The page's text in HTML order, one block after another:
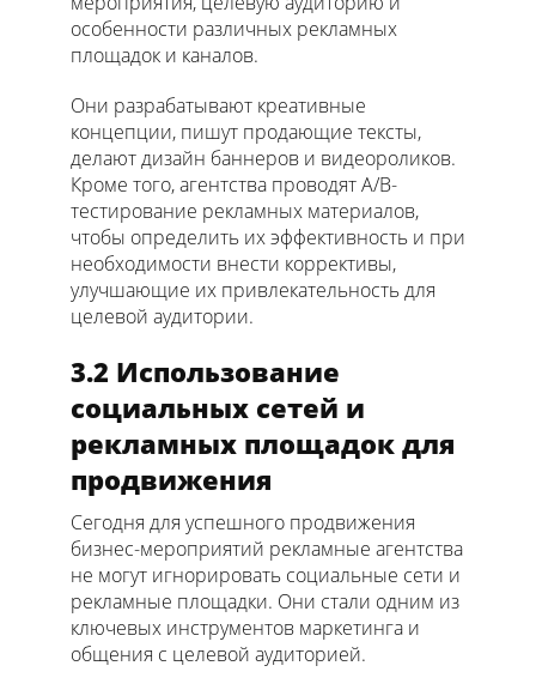
особенности различных рекламных
площадок и каналов.
Они разрабатывают креативные
концепции, пишут продающие тексты,
делают дизайн баннеров и видеороликов.
Кроме того, агентства проводят A/B-
тестирование рекламных материалов,
чтобы определить их эффективность и при
необходимости внести коррективы,
улучшающие их привлекательность для
целевой аудитории.
3.2 Использование
социальных сетей и
рекламных площадок для
продвижения
Сегодня для успешного продвижения
бизнес-мероприятий рекламные агентства
не могут игнорировать социальные сети и
рекламные площадки. Они стали одним из
ключевых инструментов маркетинга и
общения с целевой аудиторией.